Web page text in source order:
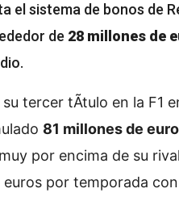
el sistema de bonos de
de 28 millones de
tercer tÃ­tulo en la F1
81 millones de
por encima de su
por temporada